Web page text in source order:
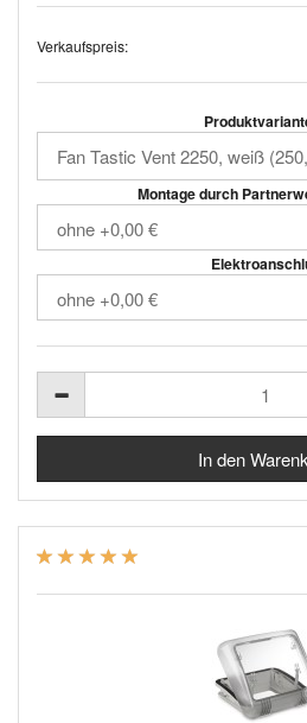
Verkaufspreis:
Montage durch